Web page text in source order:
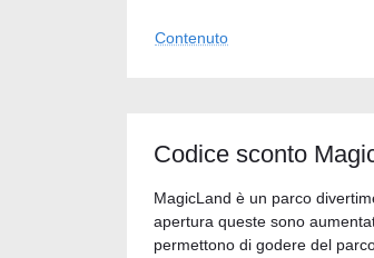
Contenuto
Codice sconto
MagicLand è un parco
apertura queste sono
permettono di godere del